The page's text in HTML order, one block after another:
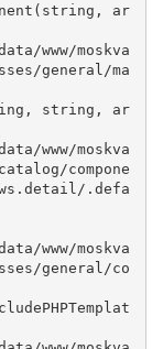
ar
general/ma
string, ar
compone
.defa
general/co